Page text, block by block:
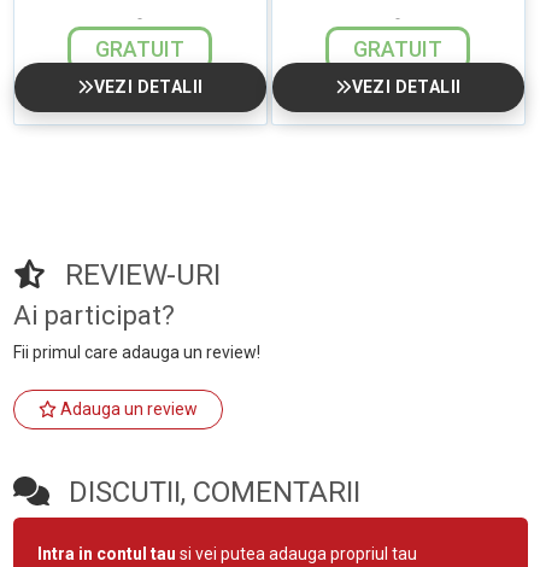
GRATUIT
VEZI DETALII
GRATUIT
VEZI DETALII
REVIEW-URI
Ai participat?
Fii primul care adauga un review!
Adauga un review
DISCUTII, COMENTARII
Intra in contul tau si vei putea adauga propriul tau